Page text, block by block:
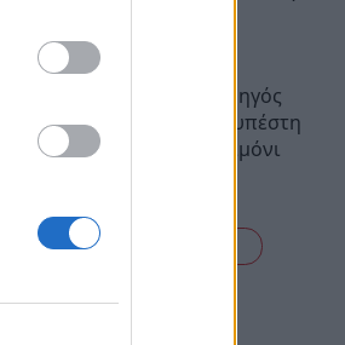
Αίγιο: Νεκρός 52χρονος οδηγός
λεωφορείου – Φέρεται να υπέστη
καρδιακό επεισόδιο στο τιμόνι
Δείτε όλες τις ειδήσεις